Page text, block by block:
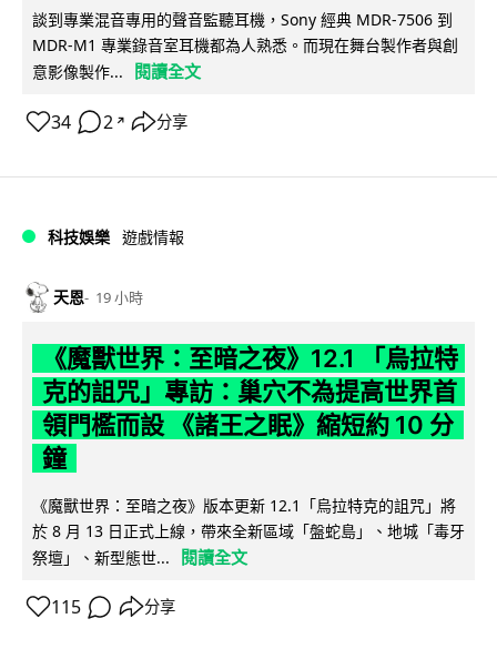
談到專業混音專用的聲音監聽耳機，Sony 經典 MDR-7506 到
MDR-M1 專業錄音室耳機都為人熟悉。而現在舞台製作者與創
意影像製作...
閱讀全文
34 2 ↗ 分享
科技娛樂 遊戲情報
天恩 19 小時
《魔獸世界：至暗之夜》12.1 「烏拉特
克的詛咒」專訪：巢穴不為提高世界首
領門檻而設 《諸王之眠》縮短約 10 分
鐘
《魔獸世界：至暗之夜》版本更新 12.1「烏拉特克的詛咒」將
於 8 月 13 日正式上線，帶來全新區域「盤蛇島」、地城「毒牙
祭壇」、新型態世...
閱讀全文
115 分享